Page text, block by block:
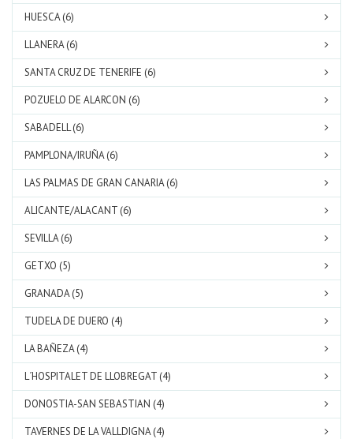
HUESCA (6)
LLANERA (6)
SANTA CRUZ DE TENERIFE (6)
POZUELO DE ALARCON (6)
SABADELL (6)
PAMPLONA/IRUÑA (6)
LAS PALMAS DE GRAN CANARIA (6)
ALICANTE/ALACANT (6)
SEVILLA (6)
GETXO (5)
GRANADA (5)
TUDELA DE DUERO (4)
LA BAÑEZA (4)
L´HOSPITALET DE LLOBREGAT (4)
DONOSTIA-SAN SEBASTIAN (4)
TAVERNES DE LA VALLDIGNA (4)